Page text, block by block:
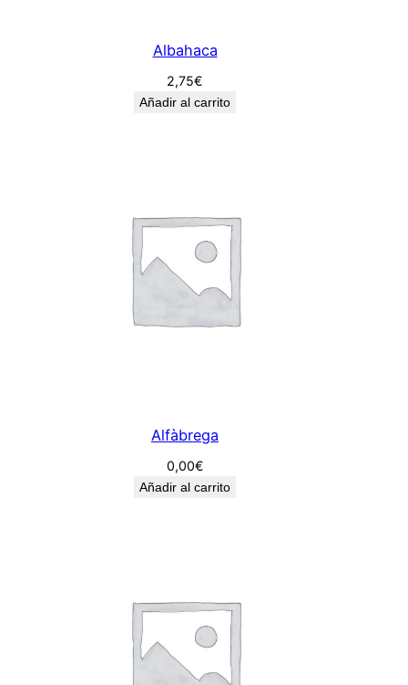
Albahaca
2,75€
Añadir al carrito
Alfàbrega
0,00€
Añadir al carrito